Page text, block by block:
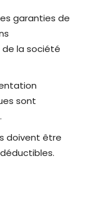
garanties de
la société
sont
doivent être